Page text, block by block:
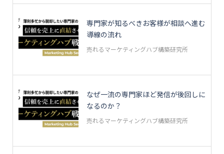
専門家が知るべきお客様が相談へ進む
導線の流れ
売れるマーケティングハブ構築研究所
なぜ一流の専門家ほど発信が後回しに
なるのか？
売れるマーケティングハブ構築研究所